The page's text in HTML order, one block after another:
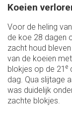
Koeien
Voor de heling
de koe 28 dagen
zacht houd
van de koeien
blokjes op de 21 e
dag. Qua slijtage
was duidelijk
zachte blokjes.